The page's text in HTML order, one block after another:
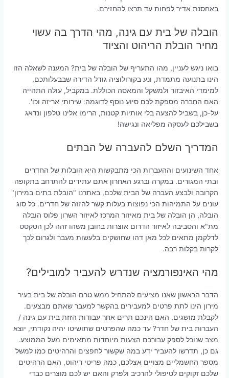
באחסנת אדיר לפחות עד תרצו להחזירם.
הובלה של בית עם גינה, מהי הדרך בה עשוי
מחיר הובלת הריהוט והציוד
בואו ניגש לעניין, מהו התעריף של הובלה של בית? המענה לשאלה הזו
הינו בתנועה מתמדת, ונע בקורולוציה גודל הדירה שבבעלותכם,
למימדי האיבזור ולמשקל והמאסה הכוללת. במקביל, עולה התהייה
האם החברה מספקת לכם סיוע נוסף לדוגמה: שירותי אריזה וכו'.
על-כן, בשביל להצעה בלי אותיות קטנות, הרימו אלינו טלפון ונדאג
בשבילכם לעסקה מפליאה ונגישה!
המדריך השלם להעברה של הבתים
אחד השינועים וההעברות הכי מתבקשות היא הובלות של החדרים
ובתי המגורים. במקרה וברגע האחרון אתם עתידים להתרחב בתקופה
הקרובה ולבצע העברה של הבית שלכם, באתרנו "הובלת בתים במירון"
עונים על התמיהות הכי נפוצות בעלות קשר להזזה של חדרים. כל סוג
הובלה, הן הובלה של בית מאיזור המרכז לאיזור השרון פלוס הובלה
מת"א והסביבה לאיזור הדרום אוצרות בחובן משהו זהה לכן הטקסט
לדלקמן מתאים לכל מאן דהו שחושקים בלעשות מעבר ולגרום לכך
לקרות בקלות רבה.
מהי האינפורמציה שנדרש להעביר למובילים?
הדבר הראשון שאנו מציעים להתחיל ממש טרם הובלה של בית בעיר
מירון הינו לתת פרטים למעבירים בהקשר למעבר שאתם מבצעים.
לקבלת מושגים, האם הינכם תרים אחר עבודות הזזת בית עם גינה /
העברות בית של חדר? עד כמה שהפרטים שתושיטו יהיה נקודתי, יוצא
מצב שנוכל לספק עבורכם הצעות מיוחדות מתאימים מעל הממוצע.
גם כן, תדרשו להעביר ידע במה שקשור לחפצים והרהיטים כמו למשל
מספר החשמליים מצויים אצלכם, כמה פריטי ריהוט, האם הרהיטים
שלכם זקוקים לטיפולי להרכיב ולפרק והאם יש לכם מוצרים כבדי